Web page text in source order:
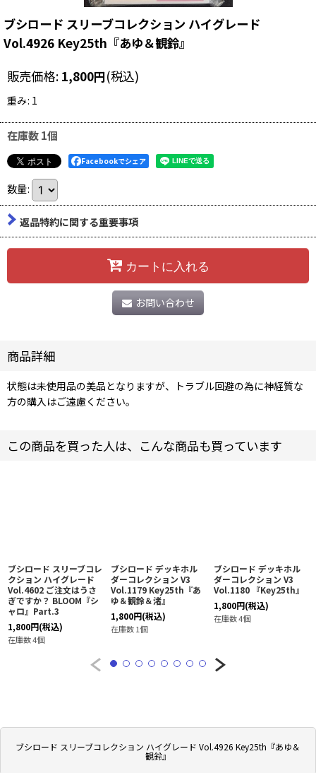
ブシロード スリーブコレクション ハイグレード Vol.4926 Key25th『あゆ＆
観鈴』
ブシロード スリーブコレクション ハイグレード
Vol.4926 Key25th『あゆ＆観鈴』
販売価格: 1,800円(税込)
重み: 1
在庫数 1個
Facebookでシェア
数量:
返品特約に関する重要事項
カートに入れる
お問い合わせ
商品詳細
状態は未使用品の美品となりますが、トラブル回避の為に神経質な
方の購入はご遠慮ください。
この商品を買った人は、こんな商品も買っています
ブシロード スリーブコレ
クション ハイグレード
Vol.4602 ご注文はうさ
ぎですか？ BLOOM『シ
ャロ』Part.3
1,800円(税込)
在庫数 4個
ブシロード デッキホル
ダーコレクション V3
Vol.1179 Key25th『あ
ゆ＆観鈴＆渚』
1,800円(税込)
在庫数 1個
ブシロード デッキホル
ダーコレクション V3
Vol.1180 『Key25th』
1,800円(税込)
在庫数 4個